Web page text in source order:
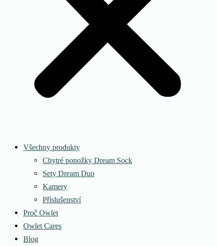
Všechny produkty
Chytré ponožky Dream Sock
Sety Dream Duo
Kamery
Příslušenství
Proč Owlet
Owlet Cares
Blog